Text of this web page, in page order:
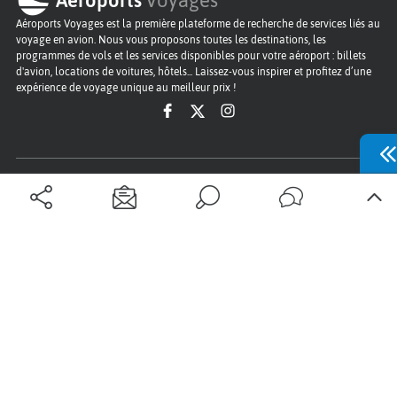
Aéroports Voyages est la première plateforme de recherche de services liés au
voyage en avion. Nous vous proposons toutes les destinations, les
programmes de vols et les services disponibles pour votre aéroport : billets
d'avion, locations de voitures, hôtels... Laissez-vous inspirer et profitez d’une
expérience de voyage unique au meilleur prix !
Sur Aéroports Voyages